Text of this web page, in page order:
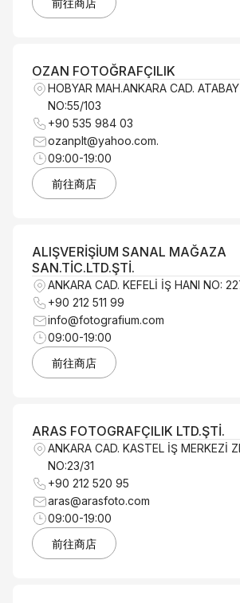
OZAN FOTOĞRAFÇILIK
HOBYAR MAH.ANKARA CAD.
NO:55/103
+90 535 984 03
ozanplt@yahoo.com.
09:00-19:00
前往商店
ALIŞVERİŞİUM SANAL MAĞAZA
SAN.TİC.LTD.ŞTİ.
ANKARA CAD. KEFELİ İŞ HANI NO:
+90 212 511 99
info@fotografium.com
09:00-19:00
前往商店
ARAS FOTOGRAFÇILIK LTD.ŞTİ.
ANKARA CAD. KASTEL İŞ MERKEZİ
NO:23/31
+90 212 520 95
aras@arasfoto.com
09:00-19:00
前往商店